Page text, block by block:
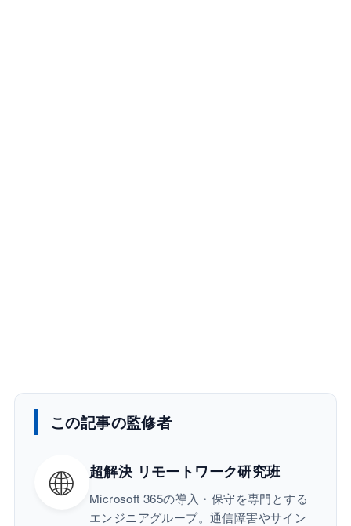
この記事の監修者
🌐 超解決 リモートワーク研究班
Microsoft 365の導入・保守を専門とする
エンジニアグループ。通信障害やサイン